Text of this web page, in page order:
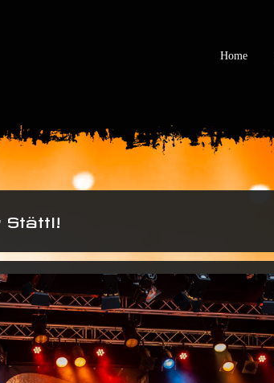
Home
Stättl!